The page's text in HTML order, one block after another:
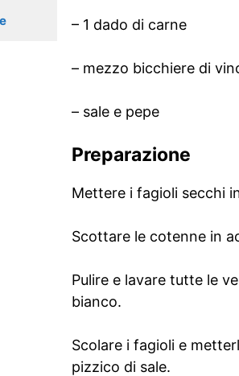
– 1 dado di carne
– mezzo bicchiere di
– sale e pepe
Preparazione
Mettere i fagioli secchi
Scottare le cotenne in
Pulire e lavare tutte le
bianco.
Scolare i fagioli e
pizzico di sale.